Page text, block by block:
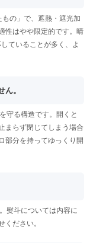
の」で、遮熱・遮光加
性はやや限定的です。晴
ていることが多く、よ
。
守る構造です。開くと
まらず閉じてしまう場合
部分を持ってゆっくり開
熨斗については内容に
ください。